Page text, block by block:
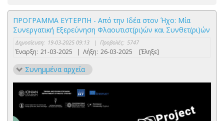
ΠΡΟΓΡΑΜΜΑ ΕΥΤΕΡΠΗ - Από την Ιδέα στον Ήχο: Μία
Συνεργατική Εξερεύνηση Φλαουτιστ(ρι)ών και Συνθετ(ρι)ών
Δημοσίευση: 19-03-2025 09:13 | Προβολές: 5747
Έναρξη: 21-03-2025 | Λήξη: 26-03-2025 [Έληξε]
Συνημμένα αρχεία